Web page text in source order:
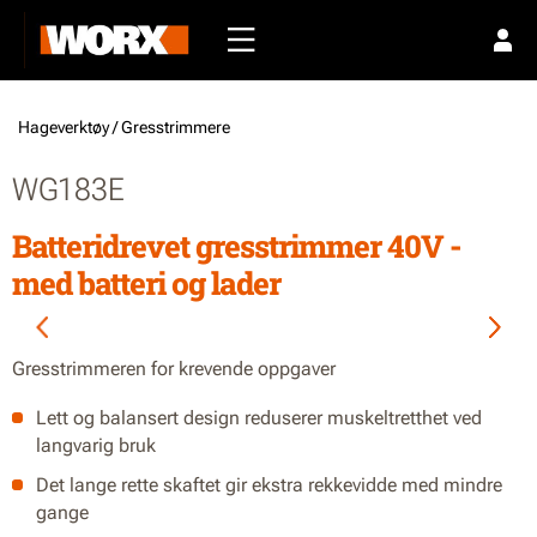
Hageverktøy /Gresstrimmere
WG183E
Batteridrevet gresstrimmer 40V -
med batteri og lader
Gresstrimmeren for krevende oppgaver
Lett og balansert design reduserer muskeltretthet ved
langvarig bruk
Det lange rette skaftet gir ekstra rekkevidde med mindre
gange